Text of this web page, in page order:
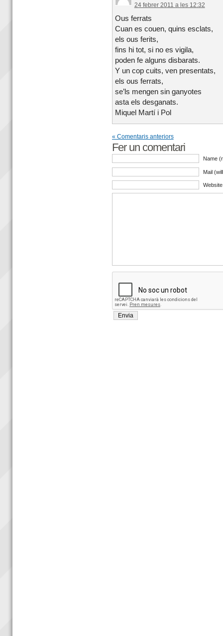
24 febrer 2011 a les 12:32
Ous ferrats
Cuan es couen, quins esclats,
els ous ferits,
fins hi tot, si no es vigila,
poden fe alguns disbarats.
Y un cop cuits, ven presentats,
els ous ferrats,
se’ls mengen sin ganyotes
asta els desganats.
Miquel Martí i Pol
« Comentaris anteriors
Fer un comentari
Name
Mail
Website